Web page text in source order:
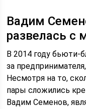
Вадим
развелась с
В 2014 году бьюти-
за
Несмотря на то,
пары сложились
Вадим Семенов,